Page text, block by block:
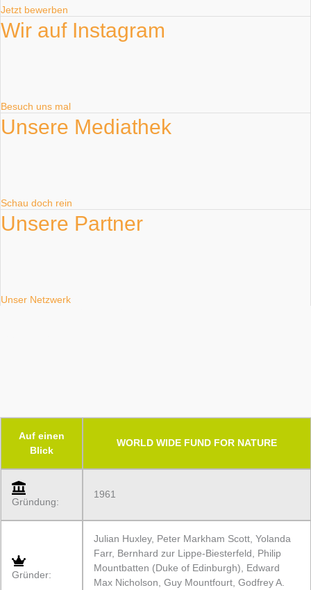
Jetzt bewerben
Wir auf Instagram
Besuch uns mal
Unsere Mediathek
Schau doch rein
Unsere Partner
Unser Netzwerk
Auf einen
Blick
WORLD WIDE FUND FOR NATURE
Gründung:
1961
Gründer:
Julian Huxley, Peter Markham Scott, Yolanda
Farr, Bernhard zur Lippe-Biesterfeld, Philip
Mountbatten (Duke of Edinburgh), Edward
Max Nicholson, Guy Mountfourt, Godfrey A.